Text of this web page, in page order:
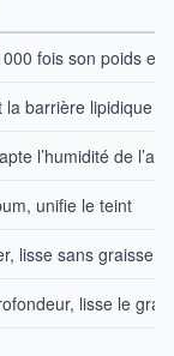
fois son poids en
la barrière lipidique
l’humidité de l’air
unifie le teint
lisse sans graisser
lisse le grain